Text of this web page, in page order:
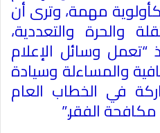
مهمة، وترى أن
والحرة والتعددية،
وسائل الإعلام
والمساءلة وسيادة
في الخطاب العام
الفقر”.